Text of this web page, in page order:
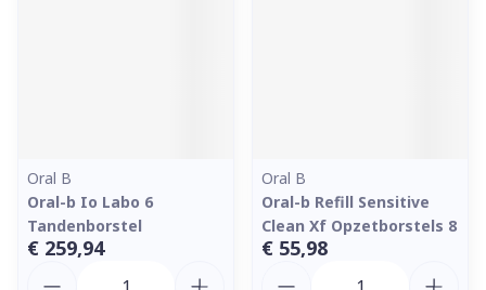
Oral B
Oral-b Io Labo 6
Tandenborstel
€ 259,94
Oral B
Oral-b Refill Sensitive
Clean Xf Opzetborstels 8
€ 55,98